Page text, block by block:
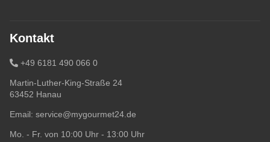
Kontakt
+49 6181 490 066 0
Martin-Luther-King-Straße 24
63452 Hanau
Email: service@mygourmet24.de
Mo. - Fr. von 10:00 Uhr - 13:00 Uhr